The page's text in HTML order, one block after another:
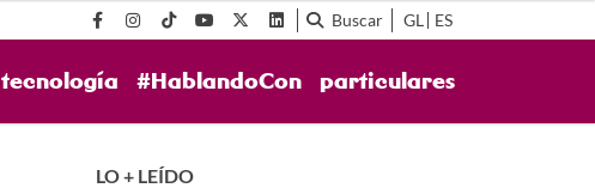
Buscar GL ES
tecnología #HablandoCon particulares
LO + LEÍDO